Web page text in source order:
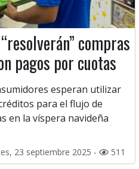
compras
pagos por cuotas
esperan utilizar
para el flujo de
en la víspera navideña
23 septiembre 2025 - 511